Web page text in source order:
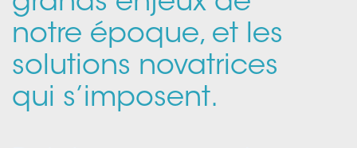
notre époque, et les
solutions novatrices
qui s’imposent.